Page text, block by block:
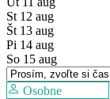
Predaj
Mimo trhu
St 12 aug
Št 13 aug
Pi 14 aug
So 15 aug
Osobne